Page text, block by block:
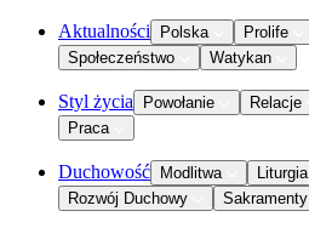
Aktualności Polska Prolife
Społeczeństwo
Watykan
Styl życia Powołanie Relacje
Praca
Duchowość Modlitwa Liturgia
Rozwój Duchowy
Sakramenty